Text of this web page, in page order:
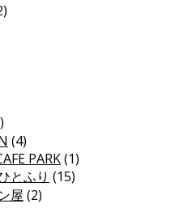
(4)
PARK(1)
とふり (15)
屋 (2)